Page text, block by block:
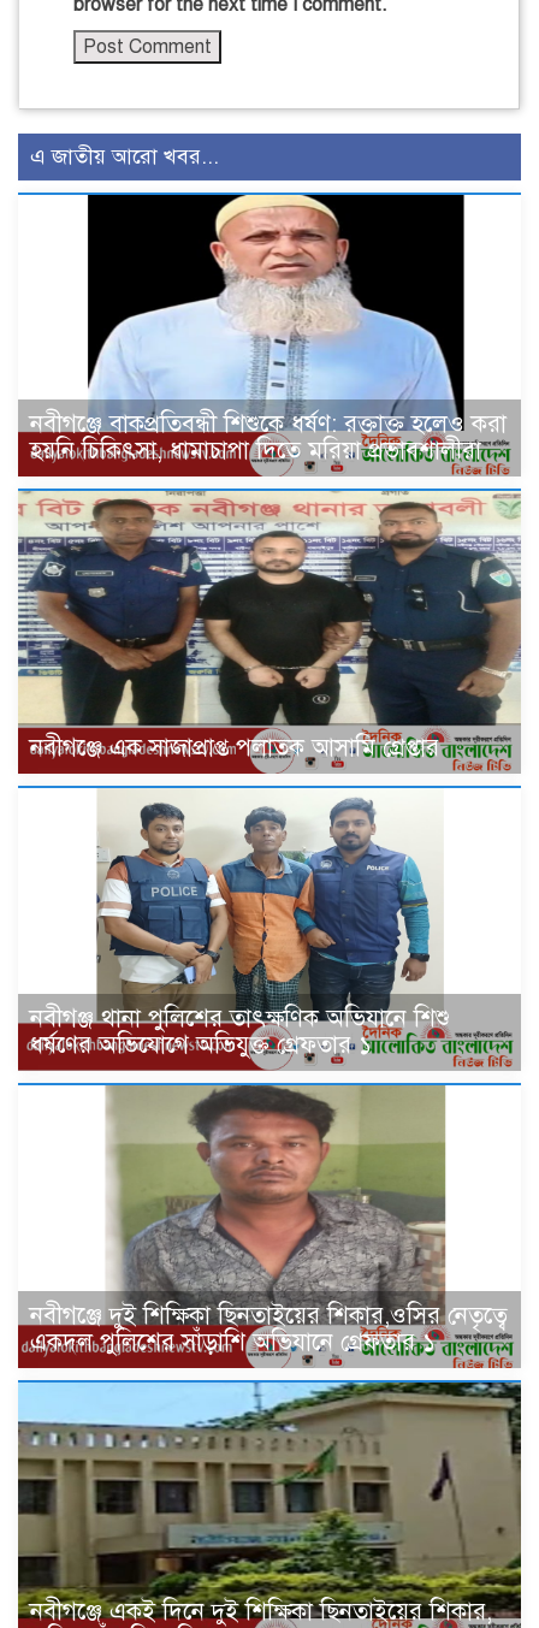
এ জাতীয় আরো খবর...
নবীগঞ্জে বাকপ্রতিবন্ধী শিশুকে ধর্ষণ: রক্তাক্ত হলেও করা
হয়নি চিকিৎসা, ধামাচাপা দিতে মরিয়া প্রভাবশালীরা
‎নবীগঞ্জে এক সাজাপ্রাপ্ত পলাতক আসামি গ্রেপ্তার
নবীগঞ্জ থানা পুলিশের তাৎক্ষণিক অভিযানে শিশু
ধর্ষণের অভিযোগে অভিযুক্ত গ্রেফতার ১
নবীগঞ্জে দুই শিক্ষিকা ছিনতাইয়ের শিকার,ওসির নেতৃত্বে
একদল পুলিশের সাঁড়াশি অভিযানে গ্রেফতার ১
নবীগঞ্জে একই দিনে দুই শিক্ষিকা ছিনতাইয়ের শিকার,